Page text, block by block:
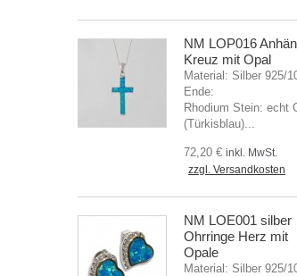
NM LOP016
Kreuz mit Opal
Material: Silber 925/
Ende:
Rhodium Stein: echt
(Türkisblau)...
72,20 € inkl. MwSt.
zzgl. Versandkosten
NM LOE001 silber
Ohrringe Herz mit
Opale
Material: Silber 925/